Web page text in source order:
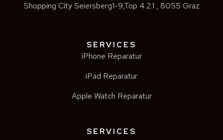
Shopping City Seiersberg1-9,Top 4.2.1 , 8055 Graz
SERVICES
iPhone Reparatur
iPad Reparatur
Apple Watch Reparatur
SERVICES